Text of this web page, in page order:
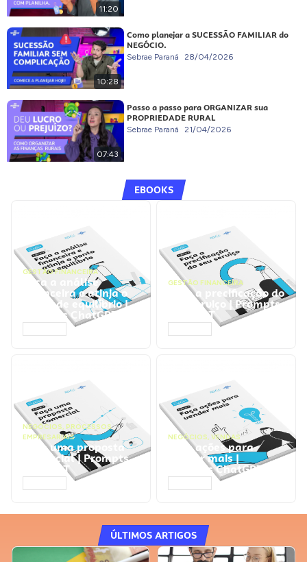
11:20
10:28
Como planejar a SUCESSÃO FAMILIAR do
NEGÓCIO.
Sebrae Paraná 28/04/2026
07:43
Passo a passo para ORGANIZAR sua
PROPRIEDADE RURAL
Sebrae Paraná 21/04/2026
EBOOKS
GESTÃO FINANCEIRA
Faça a análise
financeira e atinja o
ponto de equilíbrio |
Prompts ChatGPT
GESTÃO FINANCEIRA
Faça a precificação do
seu serviço | Prompts
ChatGPT
NEGÓCIOS, PROCESSOS
EMPRESARIAIS
Faça uma proposta
comercial | Prompts
ChatGPT
NEGÓCIOS, VENDAS
Faça ações para
vender mais |
Prompts ChatGPT
ÚLTIMOS ARTIGOS